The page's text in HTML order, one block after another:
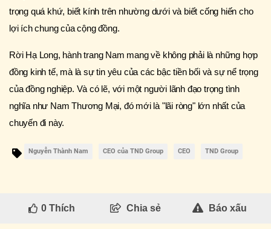
trọng quá khứ, biết kính trên nhường dưới và biết cống hiến cho
lợi ích chung của cộng đồng.
Rời Hạ Long, hành trang Nam mang về không phải là những hợp
đồng kinh tế, mà là sự tin yêu của các bậc tiền bối và sự nể trọng
của đồng nghiệp. Và có lẽ, với một người lãnh đạo trọng tình
nghĩa như Nam Thương Mại, đó mới là "lãi ròng" lớn nhất của
chuyến đi này.
Nguyễn Thành Nam CEO của TND Group CEO TND Group
0Thích Chia sẻ Báo xấu